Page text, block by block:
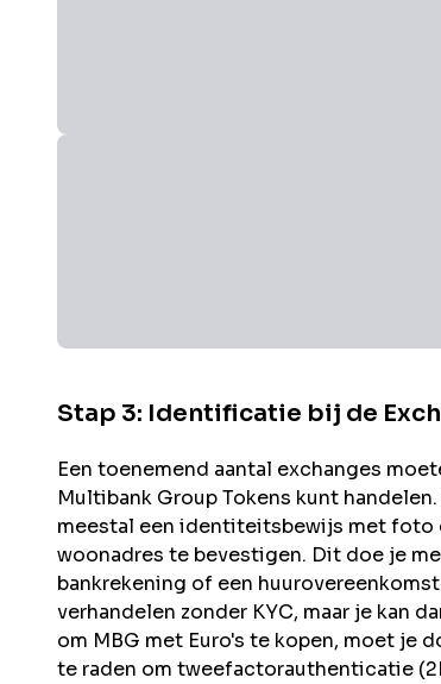
Stap 3: Identificatie bij de
Een toenemend aantal exchanges
Multibank GroupTokens kunt
meestal een identiteitsbewijs met foto
woonadres te bevestigen. Dit doe je
bankrekening of een
verhandelen zonder KYC, maar je kan
om MBG met Euro's te kopen, moet je
te raden om tweefactorauthenticatie